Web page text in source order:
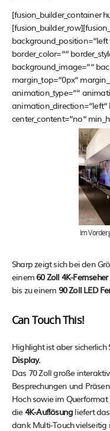
[fusion_builder_container
background_position=“left
border_color=““
background_image=““
margin_top=“0px“
animation_type=““
animation_direction=“left“
center_content=“no“
Im
Sharp zeigt sich bei den
einem 60 Zoll 4K-Fernseher
bis zu einem 90 Zoll LED
Can Touch This!
Highlight ist aber sicherlich
Display.
Das 70 Zoll große
Besprechungen und
Hoch sowie im Querformat
die4K-Auflösung liefert
dank Multi-Touch vielseitig